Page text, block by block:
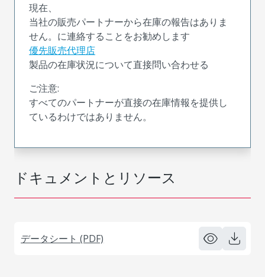
ドキュメントとリソース
データシート (PDF)
現在、
当社の販売パートナーから在庫の報告はありま
せん。に連絡することをお勧めします
優先販売代理店
製品の在庫状況について直接問い合わせる
ご注意:
すべてのパートナーが直接の在庫情報を提供し
ているわけではありません。